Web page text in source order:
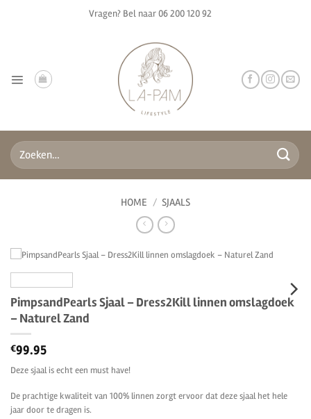
Vragen? Bel naar06 200 120 92
Zoeken
naar:
HOME / SJAALS
PimpsandPearls Sjaal – Dress2Kill linnen omslagdoek
– Naturel Zand
€99.95
Deze sjaal is echt een must have!
De prachtige kwaliteit van 100% linnen zorgt ervoor dat deze sjaal het hele
jaar door te dragen is.